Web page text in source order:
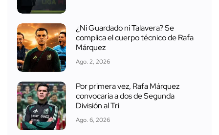
¿Ni Guardado ni Talavera? Se
complica el cuerpo técnico de Rafa
Márquez
Ago. 2, 2026
Por primera vez, Rafa Márquez
convocaría a dos de Segunda
División al Tri
Ago. 6, 2026